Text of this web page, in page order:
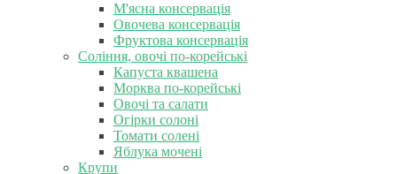
М'ясна консервація
Овочева консервація
Фруктова консервація
Соління, овочі по-корейські
Капуста квашена
Морква по-корейські
Овочі та салати
Огірки солоні
Томати солені
Яблука мочені
Крупи